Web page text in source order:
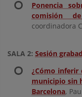
Ponencia
comisión
coordinadora
SALA 2: Sesión
¿Cómo inferir
municipio sin
Barcelona,